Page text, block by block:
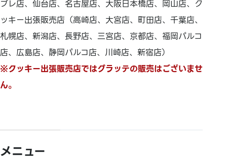
ブレ店、仙台店、名古屋店、大阪日本橋店、岡山店、ク
ッキー出張販売店（高崎店、大宮店、町田店、千葉店、
札幌店、新潟店、長野店、三宮店、京都店、福岡パルコ
店、広島店、静岡パルコ店、川崎店、新宿店）
※クッキー出張販売店ではグラッテの販売はございませ
ん。
メニュー